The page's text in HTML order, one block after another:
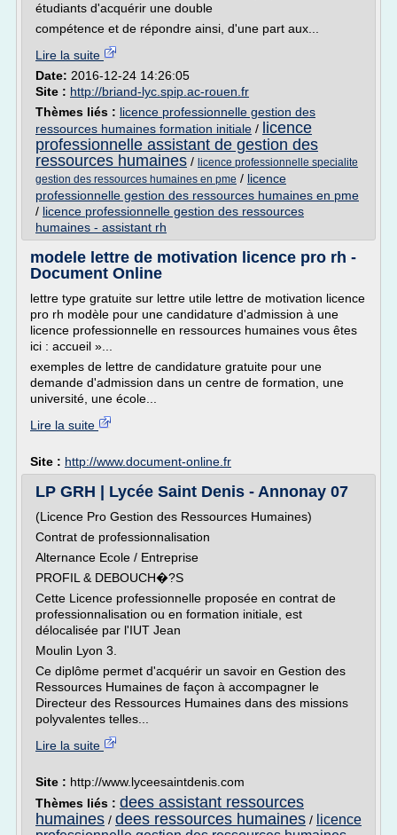
étudiants d'acquérir une double
compétence et de répondre ainsi, d'une part aux...
Lire la suite
Date: 2016-12-24 14:26:05
Site : http://briand-lyc.spip.ac-rouen.fr
Thèmes liés : licence professionnelle gestion des
ressources humaines formation initiale / licence
professionnelle assistant de gestion des
ressources humaines / licence professionnelle specialite
gestion des ressources humaines en pme / licence
professionnelle gestion des ressources humaines en pme
/ licence professionnelle gestion des ressources
humaines - assistant rh
modele lettre de motivation licence pro rh -
Document Online
lettre type gratuite sur lettre utile lettre de motivation licence
pro rh modèle pour une candidature d'admission à une
licence professionnelle en ressources humaines vous êtes
ici : accueil »...
exemples de lettre de candidature gratuite pour une
demande d'admission dans un centre de formation, une
université, une école...
Lire la suite
Site : http://www.document-online.fr
LP GRH | Lycée Saint Denis - Annonay 07
(Licence Pro Gestion des Ressources Humaines)
Contrat de professionnalisation
Alternance Ecole / Entreprise
PROFIL & DEBOUCH�?S
Cette Licence professionnelle proposée en contrat de
professionnalisation ou en formation initiale, est
délocalisée par l'IUT Jean
Moulin Lyon 3.
Ce diplôme permet d'acquérir un savoir en Gestion des
Ressources Humaines de façon à accompagner le
Directeur des Ressources Humaines dans des missions
polyvalentes telles...
Lire la suite
Site : http://www.lyceesaintdenis.com
Thèmes liés : dees assistant ressources
humaines / dees ressources humaines / licence